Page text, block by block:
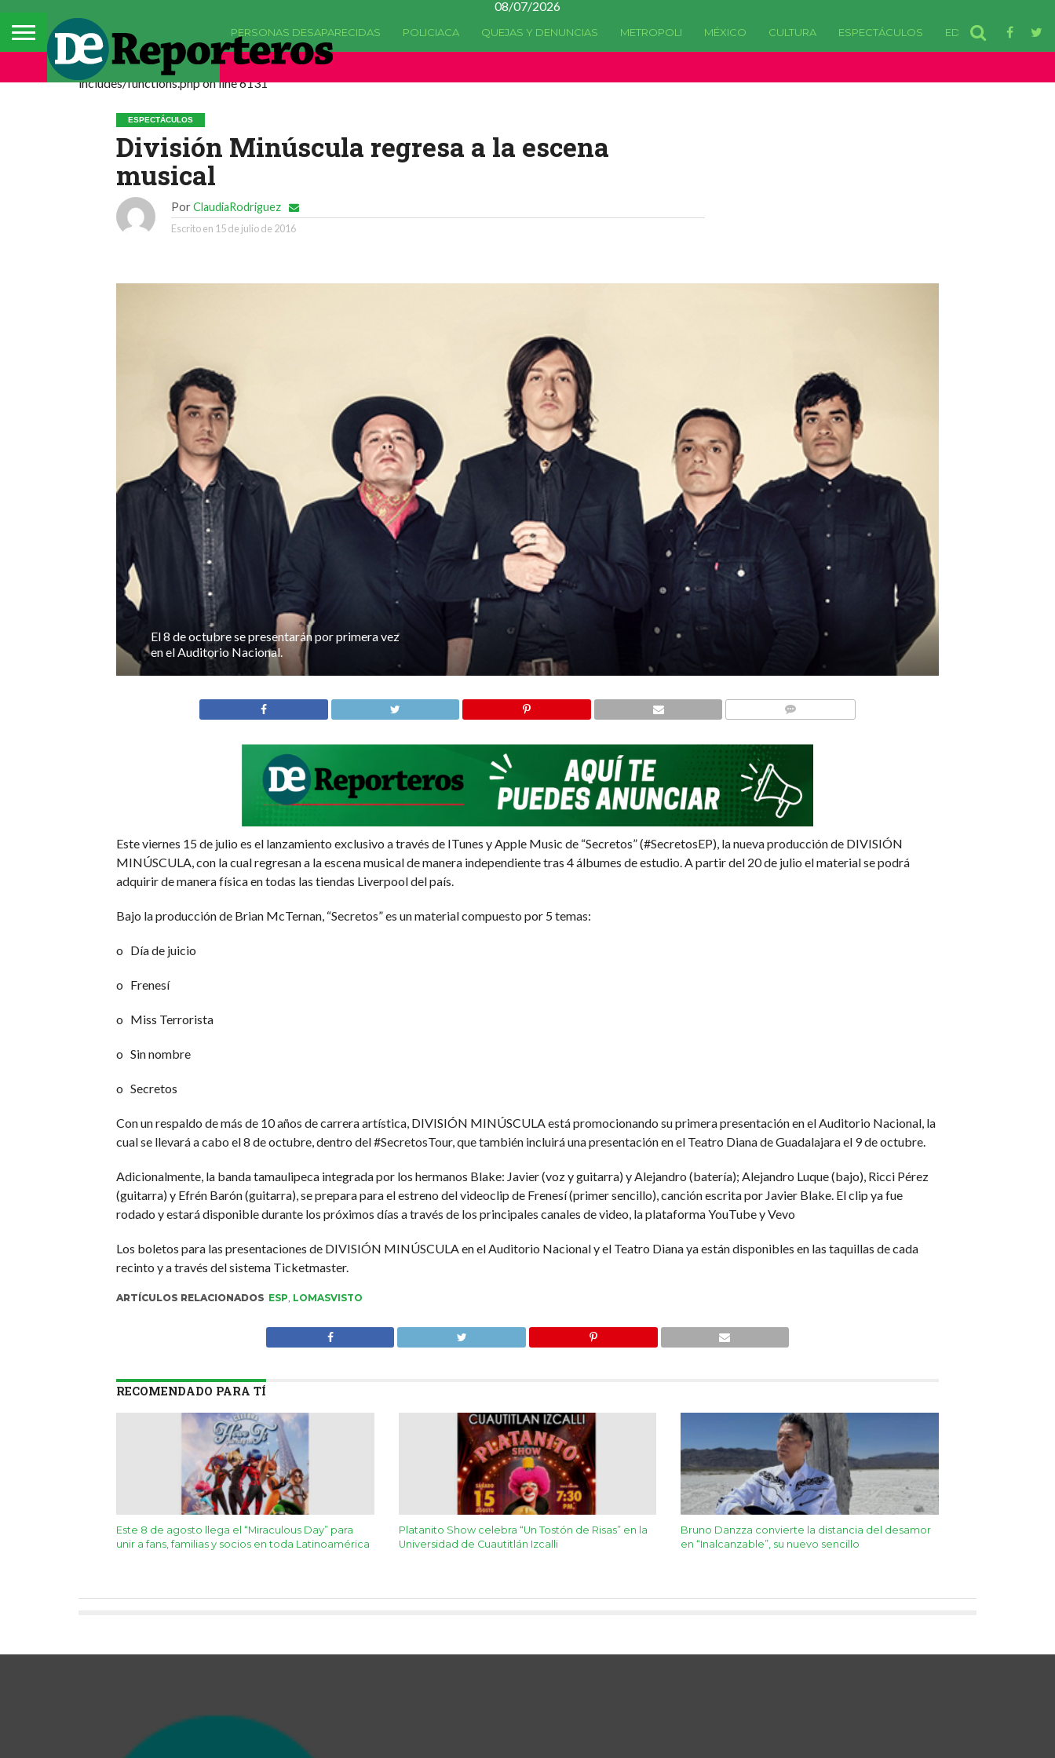
08/07/2026
PERSONAS DESAPARECIDAS POLICIACA QUEJAS Y DENUNCIAS METROPOLI MÉXICO CULTURA ESPECTÁCULOS EDOMEX
Deprecated: La función comments_popup_script ha quedado
includes/functions.php on line 6131
ESPECTÁCULOS
División Minúscula regresa a la escena
musical
Por ClaudiaRodriguez
Escrito en 15 de julio de 2016
El 8 de octubre se presentarán por primera vez
en el Auditorio Nacional.
Este viernes 15 de julio es el lanzamiento exclusivo a través de ITunes y Apple Music de “Secretos” (#SecretosEP), la nueva producción de DIVISIÓN
MINÚSCULA, con la cual regresan a la escena musical de manera independiente tras 4 álbumes de estudio. A partir del 20 de julio el material se podrá
adquirir de manera física en todas las tiendas Liverpool del país.
Bajo la producción de Brian McTernan, “Secretos” es un material compuesto por 5 temas:
o Día de juicio
o Frenesí
o Miss Terrorista
o Sin nombre
o Secretos
Con un respaldo de más de 10 años de carrera artística, DIVISIÓN MINÚSCULA está promocionando su primera presentación en el Auditorio Nacional, la
cual se llevará a cabo el 8 de octubre, dentro del #SecretosTour, que también incluirá una presentación en el Teatro Diana de Guadalajara el 9 de octubre.
Adicionalmente, la banda tamaulipeca integrada por los hermanos Blake: Javier (voz y guitarra) y Alejandro (batería); Alejandro Luque (bajo), Ricci Pérez
(guitarra) y Efrén Barón (guitarra), se prepara para el estreno del videoclip de Frenesí (primer sencillo), canción escrita por Javier Blake. El clip ya fue
rodado y estará disponible durante los próximos días a través de los principales canales de video, la plataforma YouTube y Vevo
Los boletos para las presentaciones de DIVISIÓN MINÚSCULA en el Auditorio Nacional y el Teatro Diana ya están disponibles en las taquillas de cada
recinto y a través del sistema Ticketmaster.
ARTÍCULOS RELACIONADOS ESP LOMASVISTO
RECOMENDADO PARA TÍ
Este 8 de agosto llega el “Miraculous Day” para
unir a fans, familias y socios en toda Latinoamérica
Platanito Show celebra “Un Tostón de Risas” en la
Universidad de Cuautitlán Izcalli
Bruno Danzza convierte la distancia del desamor
en “Inalcanzable”, su nuevo sencillo